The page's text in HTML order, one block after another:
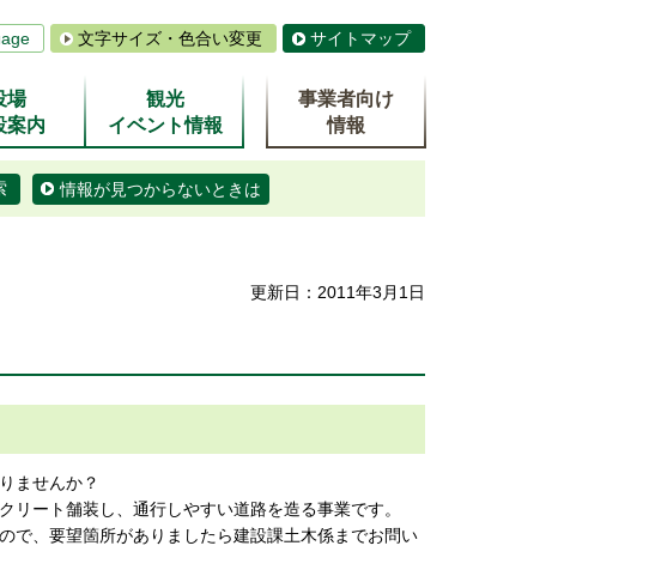
文字サイズ・色合い変更 サイトマップ
場
案内
観光
イベント情報
事業者向け
情報
情報が見つからないときは
更新日：2011年3月1日
ませんか？
ート舗装し、通行しやすい道路を造る事業です。
で、要望箇所がありましたら建設課土木係までお問い